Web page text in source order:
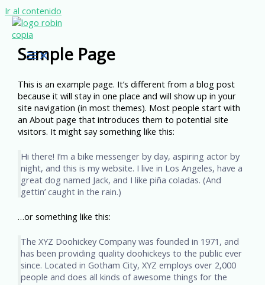
Ir al contenido
Sample Page
This is an example page. It’s different from a blog post
because it will stay in one place and will show up in your
site navigation (in most themes). Most people start with
an About page that introduces them to potential site
visitors. It might say something like this:
Hi there! I’m a bike messenger by day, aspiring actor by
night, and this is my website. I live in Los Angeles, have a
great dog named Jack, and I like piña coladas. (And
gettin’ caught in the rain.)
…or something like this:
The XYZ Doohickey Company was founded in 1971, and
has been providing quality doohickeys to the public ever
since. Located in Gotham City, XYZ employs over 2,000
people and does all kinds of awesome things for the